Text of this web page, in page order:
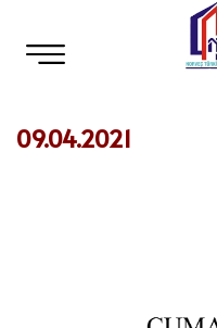
09.04.2021